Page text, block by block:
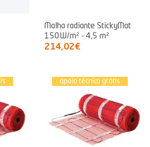
Malha radiante StickyMat
150W/m² - 4,5 m²
214,02€
apoio técnico grátis